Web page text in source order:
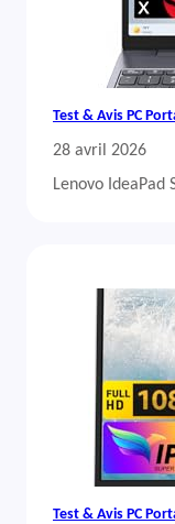
Test & Avis PC
28 avril 2026
Lenovo
Test & Avis PC